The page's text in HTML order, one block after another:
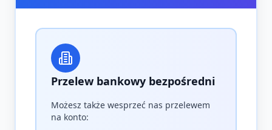
Przelew bankowy bezpośredni
Możesz także wesprzeć nas przelewem
na konto: